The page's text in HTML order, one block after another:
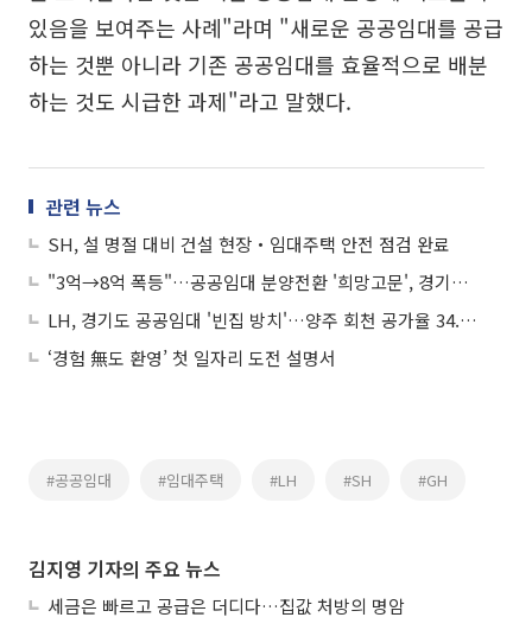
있음을 보여주는 사례"라며 "새로운 공공임대를 공급
하는 것뿐 아니라 기존 공공임대를 효율적으로 배분
하는 것도 시급한 과제"라고 말했다.
관련 뉴스
SH, 설 명절 대비 건설 현장‧임대주택 안전 점검 완료
"3억→8억 폭등"…공공임대 분양전환 '희망고문', 경기도 보증 나서라
LH, 경기도 공공임대 '빈집 방치'…양주 회천 공가율 34.7% 충격
‘경험 無도 환영’ 첫 일자리 도전 설명서
#공공임대 #임대주택 #LH #SH #GH
김지영 기자의 주요 뉴스
세금은 빠르고 공급은 더디다…집값 처방의 명암